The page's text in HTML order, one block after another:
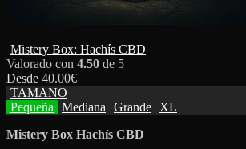
Mistery Box: Hachís CBD
Valorado con 4.50 de 5
Desde 40.00€
TAMANO
Pequeña
Mediana Grande
XL
Mistery Box Hachís CBD